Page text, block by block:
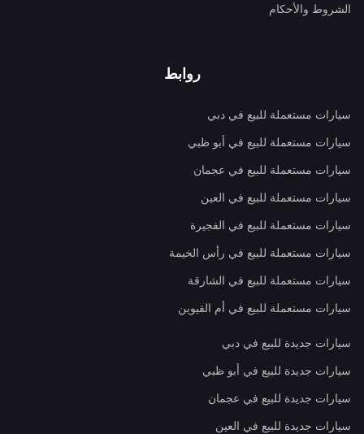
الشروط والأحكام
روابط
سيارات مستعملة للبيع في دبي
سيارات مستعملة للبيع في أبو ظبي
سيارات مستعملة للبيع في عجمان
سيارات مستعملة للبيع في العين
سيارات مستعملة للبيع في الفجيرة
سيارات مستعملة للبيع في رأس الخيمة
سيارات مستعملة للبيع في الشارقة
سيارات مستعملة للبيع في أم القيوين
سيارات جديدة للبيع في دبي
سيارات جديدة للبيع في أبو ظبي
سيارات جديدة للبيع في عجمان
سيارات جديدة للبيع في العين